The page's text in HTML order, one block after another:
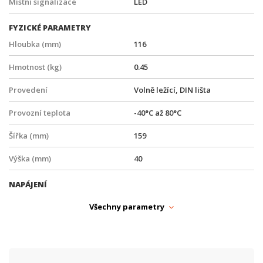
FYZICKÉ PARAMETRY
Hloubka (mm)
116
Hmotnost (kg) 0.45
Provedení Volně ležící, DIN lišta
Provozní teplota -40°C až 80°C
Šířka (mm) 159
Výška (mm) 40
NAPÁJENÍ
Všechny parametry